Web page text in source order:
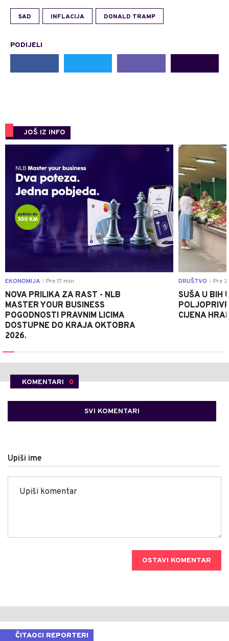
SAD INFLACIJA DONALD TRAMP
PODIJELI
JOŠ IZ INFO
0
EKONOMIJA Pre 17 min
NOVA PRILIKA ZA RAST - NLB
MASTER YOUR BUSINESS
POGODNOSTI PRAVNIM LICIMA
DOSTUPNE DO KRAJA OKTOBRA
2026.
DRUŠTVO Pre
SUŠA U BIH
CIJENA
KOMENTARI 0
SVI KOMENTARI
Upiši ime
OSTAVI KOMENTAR
ČITAOCI REPORTERI